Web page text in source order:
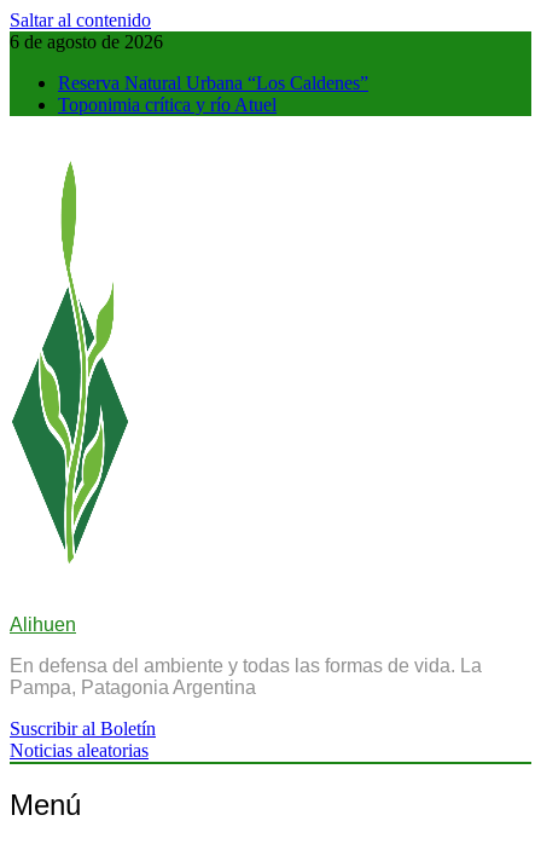
Saltar al contenido
6 de agosto de 2026
Reserva Natural Urbana “Los Caldenes”
Toponimia crítica y río Atuel
Alihuen
En defensa del ambiente y todas las formas de vida. La
Pampa, Patagonia Argentina
Suscribir al Boletín
Noticias aleatorias
Menú